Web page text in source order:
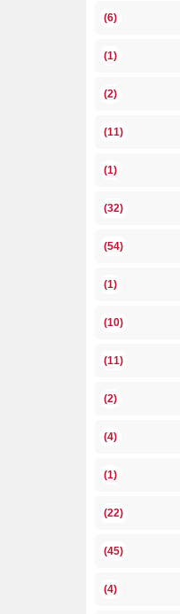
(6)
(1)
(2)
(11)
(1)
(32)
(54)
(1)
(10)
(11)
(2)
(4)
(1)
(22)
(45)
(4)